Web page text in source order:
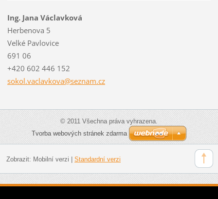
Ing. Jana Václavková
Herbenova 5
Velké Pavlovice
691 06
+420 602 446 152
sokol.vaclavkova@seznam.cz
© 2011 Všechna práva vyhrazena.
Tvorba webových stránek zdarma
Zobrazit: Mobilní verzi | Standardní verzi